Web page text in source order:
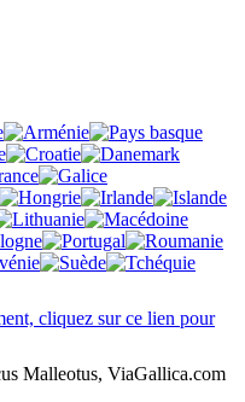
cliquez sur ce lien pour
Malleotus, ViaGallica.com